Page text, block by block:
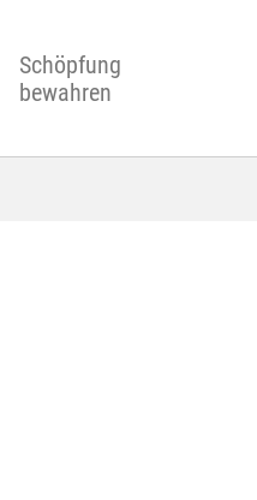
Schöpfung
bewahren